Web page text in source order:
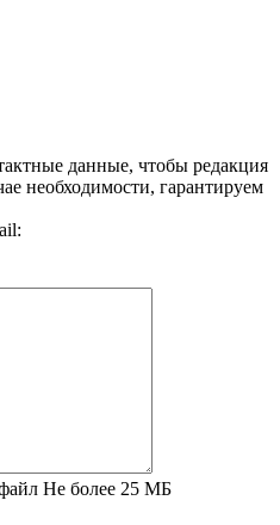
данные, чтобы редакция
необходимости, гарантируем
Не более 25 МБ